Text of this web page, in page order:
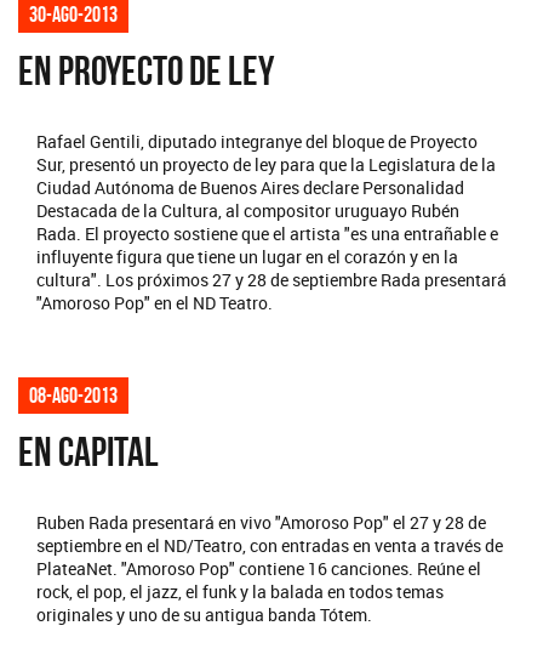
30-ago-2013
EN PROYECTO DE LEY
Rafael Gentili, diputado integranye del bloque de Proyecto
Sur, presentó un proyecto de ley para que la Legislatura de la
Ciudad Autónoma de Buenos Aires declare Personalidad
Destacada de la Cultura, al compositor uruguayo Rubén
Rada. El proyecto sostiene que el artista "es una entrañable e
influyente figura que tiene un lugar en el corazón y en la
cultura". Los próximos 27 y 28 de septiembre Rada presentará
"Amoroso Pop" en el ND Teatro.
08-ago-2013
EN CAPITAL
Ruben Rada presentará en vivo "Amoroso Pop" el 27 y 28 de
septiembre en el ND/Teatro, con entradas en venta a través de
PlateaNet. "Amoroso Pop" contiene 16 canciones. Reúne el
rock, el pop, el jazz, el funk y la balada en todos temas
originales y uno de su antigua banda Tótem.